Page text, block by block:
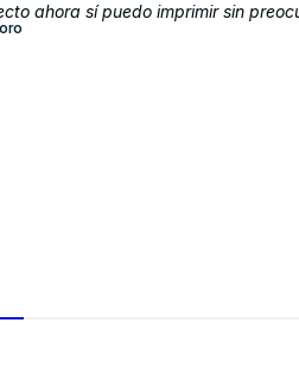
ahora sí puedo imprimir sin